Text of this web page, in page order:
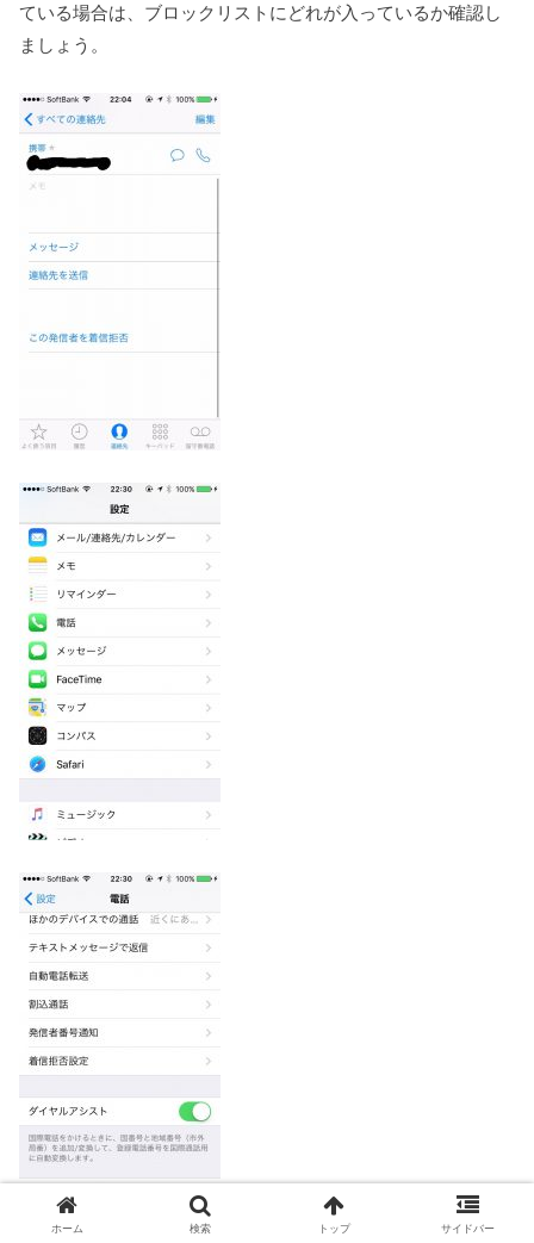
ている場合は、ブロックリストにどれが入っているか確認し
ましょう。
ホーム 検索 トップ サイドバー